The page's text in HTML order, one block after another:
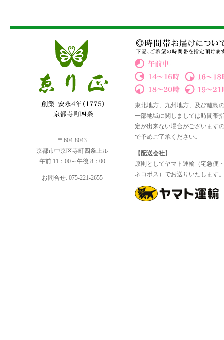
〒604-8043
京都市中京区寺町四条上ル
午前 11：00～午後 8：00
お問合せ: 075-221-2655
東北地方、九州地方、及び離島
一部地域に関しましては時間帯
定が出来ない場合がございます
で予めご了承ください｡
【配送会社】
原則としてヤマト運輸（宅急便
ネコポス）でお送りいたします